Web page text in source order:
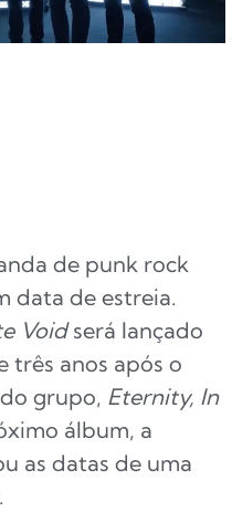
de punk rock
data de estreia.
Voidserá lançado
três anos após o
grupo, Eternity, In
álbum, a
as datas de uma